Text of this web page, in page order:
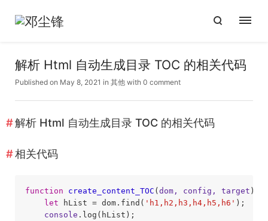
解析 Html 自动生成目录 TOC 的相关代码
Published on May 8, 2021 in 其他 with 0 comment
解析 Html 自动生成目录 TOC 的相关代码
相关代码
function create_content_TOC ( dom, config, target )
let hList = dom.find( 'h1,h2,h3,h4,h5,h6' );
console .log(hList);